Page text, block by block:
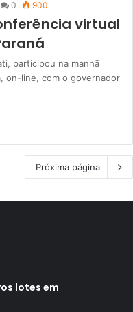
0 900
virtual
participou na manhã
on-line, com o governador
Próxima página
lotes em